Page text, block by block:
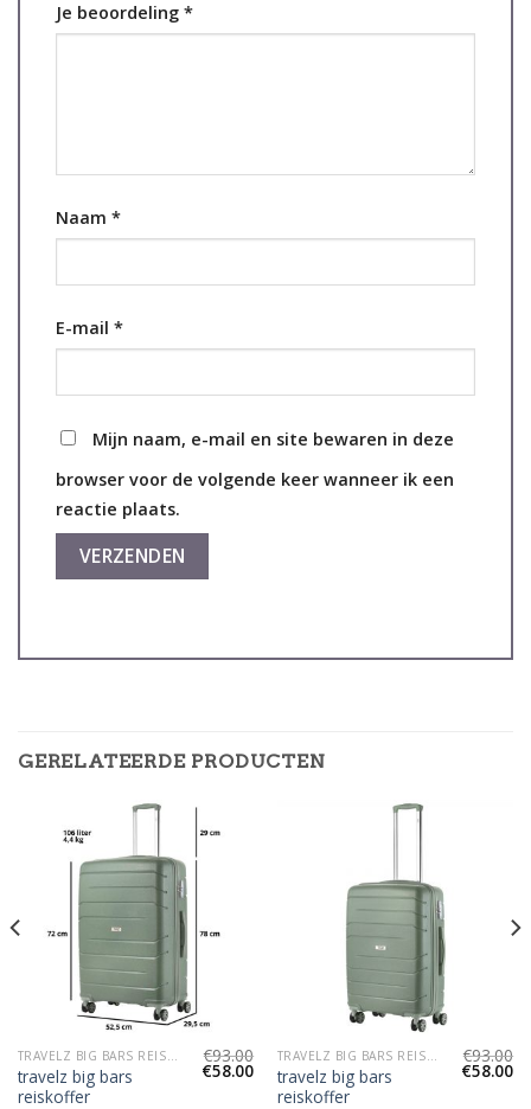
Je beoordeling *
Naam *
E-mail *
Mijn naam, e-mail en site bewaren in deze
browser voor de volgende keer wanneer ik een
reactie plaats.
GERELATEERDE PRODUCTEN
TRAVELZ BIG BARS REISKOFFER
travelz big bars
reiskoffer
€93.00
€58.00
TRAVELZ BIG BARS REISKOFFER
travelz big bars
reiskoffer
€93.00
€58.00